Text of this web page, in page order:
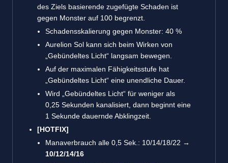
des Ziels basierende zugefügte Schaden ist
gegen Monster auf 100 begrenzt.
Schadensskalierung gegen Monster: 40 %
Aurelion Sol kann sich beim Wirken von
„Gebündeltes Licht“ langsam bewegen.
Auf der maximalen Fähigkeitsstufe hat
„Gebündeltes Licht“ eine unendliche Dauer.
Wird „Gebündeltes Licht“ für weniger als
0,25 Sekunden kanalisiert, dann beginnt eine
1 Sekunde dauernde Abklingzeit.
[HOTFIX]
Manaverbrauch alle 0,5 Sek.: 10/14/18/22 →
10/12/14/16